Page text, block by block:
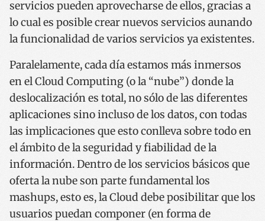
servicios pueden aprovecharse de ellos, gracias a
lo cual es posible crear nuevos servicios aunando
la funcionalidad de varios servicios ya existentes.
Paralelamente, cada día estamos más inmersos
en el Cloud Computing (o la “nube”) donde la
deslocalización es total, no sólo de las diferentes
aplicaciones sino incluso de los datos, con todas
las implicaciones que esto conlleva sobre todo en
el ámbito de la seguridad y fiabilidad de la
información. Dentro de los servicios básicos que
oferta la nube son parte fundamental los
mashups, esto es, la Cloud debe posibilitar que los
usuarios puedan componer (en forma de